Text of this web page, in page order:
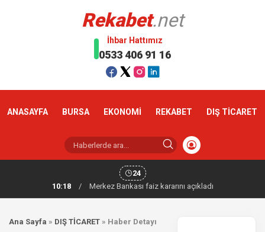
Rekabet.net
İhbar Hattımız
0533 406 91 16
ANASAYFA BURSA EKONOMİ REKABET DIŞ TİCARET
24
10:18
/ Merkez Bankası faiz kararını açıkladı
Ana Sayfa » DIŞ TİCARET » Haber Detayı